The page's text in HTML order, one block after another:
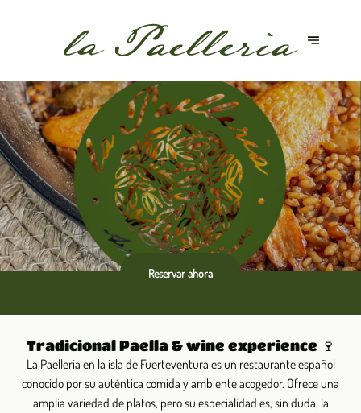
Reservar ahora
Tradicional Paella & wine experience 🍷
La Paelleria en la isla de Fuerteventura es un restaurante español
conocido por su auténtica comida y ambiente acogedor. Ofrece una
amplia variedad de platos, pero su especialidad es, sin duda, la